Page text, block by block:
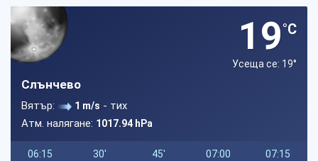
19°C
Усеща се: 19°
Слънчево
Вятър: 1 m/s - тих
Атм. налягане: 1017.94 hPa
06:15 30' 45' 07:00 07:15